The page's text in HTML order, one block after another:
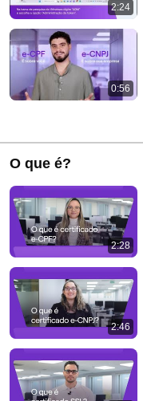
2:24
0:56
O que é?
2:28
2:46